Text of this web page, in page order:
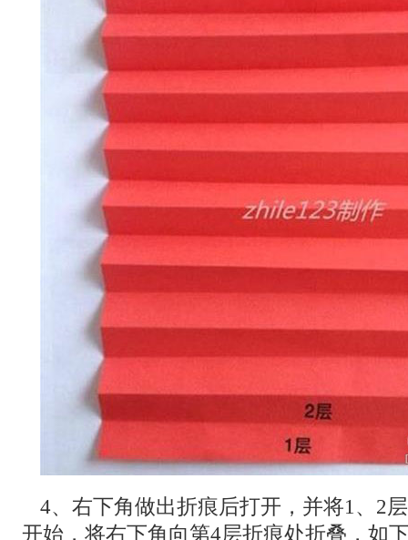
4、右下角做出折痕后打开，并将1、2
开始，将右下角向第4层折痕处折叠，如